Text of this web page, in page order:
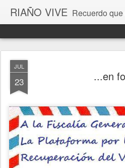
RIAÑO VIVE Recuerdo que una vez, siendo niño, esperé la luna en estos valles de
JUL
23 ...en